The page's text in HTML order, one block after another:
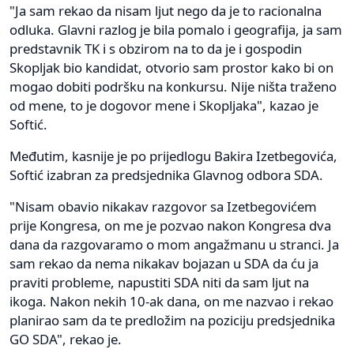
"Ja sam rekao da nisam ljut nego da je to racionalna
odluka. Glavni razlog je bila pomalo i geografija, ja sam
predstavnik TK i s obzirom na to da je i gospodin
Skopljak bio kandidat, otvorio sam prostor kako bi on
mogao dobiti podršku na konkursu. Nije ništa traženo
od mene, to je dogovor mene i Skopljaka", kazao je
Softić.
Međutim, kasnije je po prijedlogu Bakira Izetbegovića,
Softić izabran za predsjednika Glavnog odbora SDA.
"Nisam obavio nikakav razgovor sa Izetbegovićem
prije Kongresa, on me je pozvao nakon Kongresa dva
dana da razgovaramo o mom angažmanu u stranci. Ja
sam rekao da nema nikakav bojazan u SDA da ću ja
praviti probleme, napustiti SDA niti da sam ljut na
ikoga. Nakon nekih 10-ak dana, on me nazvao i rekao
planirao sam da te predložim na poziciju predsjednika
GO SDA", rekao je.